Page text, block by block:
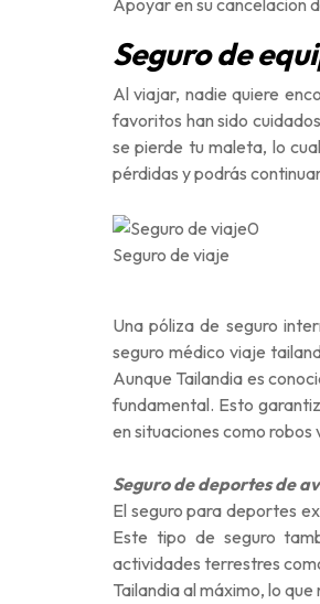
Apoyar en su cancelacion
Seguro de
Al viajar, nadie quiere
favoritos han sido
se pierde tu maleta, lo
pérdidas y podrás
Seguro de viaje
Una póliza de seguro
seguro médico viaje
Aunque Tailandia es
fundamental. Esto
en situaciones como robos
Seguro de deportes de
El seguro para deportes
Este tipo de seguro
actividades terrestres
Tailandia al máximo, lo